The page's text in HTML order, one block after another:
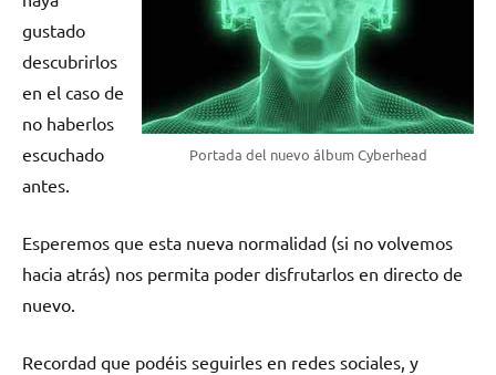
Portada del nuevo álbum Cyberhead
gustado
descubrirlos
en el caso de
no haberlos
escuchado
antes.
Esperemos que esta nueva normalidad (si no volvemos
hacia atrás) nos permita poder disfrutarlos en directo de
nuevo.
Recordad que podéis seguirles en redes sociales, y